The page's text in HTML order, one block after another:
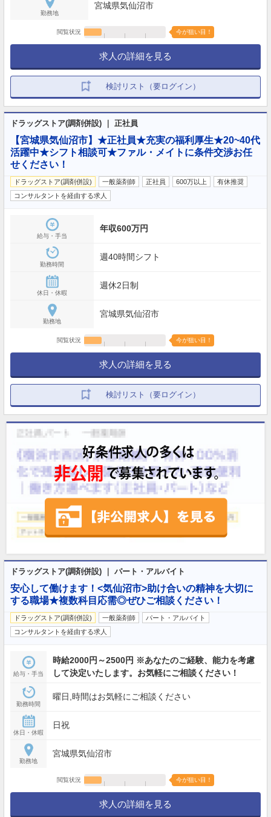
勤務地
宮城県気仙沼市
閲覧状況 今が狙い目！
求人の詳細を見る
検討リスト（要ログイン）
ドラッグストア(調剤併設) ｜ 正社員
【宮城県気仙沼市】★正社員★充実の福利厚生★20~40代
活躍中★シフト相談可★ファル・メイトに条件交渉お任
せください！
ドラッグストア(調剤併設) 一般薬剤師 正社員 600万以上
有休推奨
コンサルタントを経由する求人
給与・手当
年収600万円
勤務時間
週40時間シフト
休日・休暇
週休2日制
勤務地
宮城県気仙沼市
閲覧状況 今が狙い目！
求人の詳細を見る
検討リスト（要ログイン）
ドラッグストア(調剤併設) ｜ パート・アルバイト
安心して働けます！<気仙沼市>助け合いの精神を大切に
する職場★複数科目応需◎ぜひご相談ください！
ドラッグストア(調剤併設) 一般薬剤師
パート・アルバイト
コンサルタントを経由する求人
給与・手当
時給2000円～2500円 ※あなたのご経験、能力を考慮
して決定いたします。お気軽にご相談ください！
勤務時間
曜日,時間はお気軽にご相談ください
休日・休暇
日祝
勤務地
宮城県気仙沼市
閲覧状況 今が狙い目！
求人の詳細を見る